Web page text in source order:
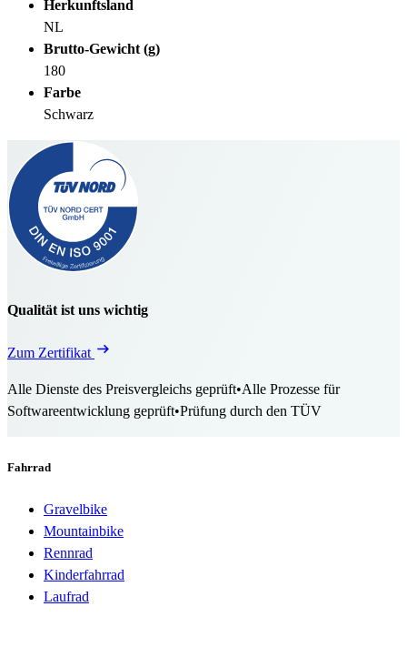
Herkunftsland
NL
Brutto-Gewicht (g)
180
Farbe
Schwarz
Qualität ist uns wichtig
Zum Zertifikat
Alle Dienste des Preisvergleichs geprüft•Alle Prozesse für
Softwareentwicklung geprüft•Prüfung durch den TÜV
Fahrrad
Gravelbike
Mountainbike
Rennrad
Kinderfahrrad
Laufrad